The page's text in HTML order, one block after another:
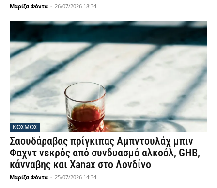
Μαρίζα Φόντα - 26/07/2026 18:34
ΚΟΣΜΟΣ
Σαουδάραβας πρίγκιπας Αμπντουλάχ μπιν
Φαχντ νεκρός από συνδυασμό αλκοόλ, GHB,
κάνναβης και Xanax στο Λονδίνο
Μαρίζα Φόντα - 25/07/2026 14:34